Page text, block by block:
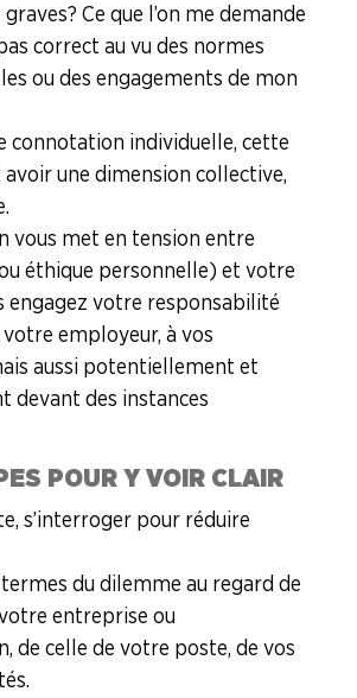
? Ce que l’on me demande
correct au vu des normes
ou des engagements de mon
connotation individuelle, cette
une dimension collective,
vous met en tension entre
éthique personnelle) et votre
engagez votre responsabilité
employeur, à vos
aussi potentiellement et
devant des instances
POUR Y VOIR CLAIR
s’interroger pour réduire
du dilemme au regard de
entreprise ou
de celle de votre poste, de vos